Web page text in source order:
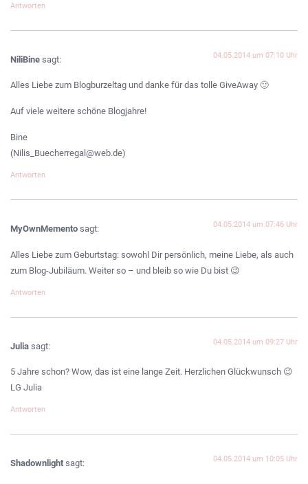
Antworten
NiliBine sagt: 04.05.2014 um 07:10 Uhr
Alles Liebe zum Blogburzeltag und danke für das tolle GiveAway 🙂
Auf viele weitere schöne Blogjahre!
Bine
(Nilis_Buecherregal@web.de)
Antworten
MyOwnMemento sagt: 04.05.2014 um 07:46 Uhr
Alles Liebe zum Geburtstag: sowohl Dir persönlich, meine Liebe, als auch
zum Blog-Jubiläum. Weiter so – und bleib so wie Du bist 😉
Antworten
Julia sagt: 04.05.2014 um 09:27 Uhr
5 Jahre schon? Wow, das ist eine lange Zeit. Herzlichen Glückwunsch 😉
LG Julia
Antworten
Shadownlight sagt: 04.05.2014 um 10:05 Uhr